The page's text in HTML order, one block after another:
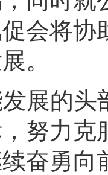
会将协
。
展的头
努力克
奋勇